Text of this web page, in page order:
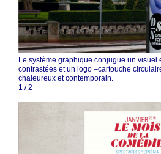
Le système graphique conjugue un visuel
contrastées et un logo –cartouche
chaleureux et contemporain.
1 /2